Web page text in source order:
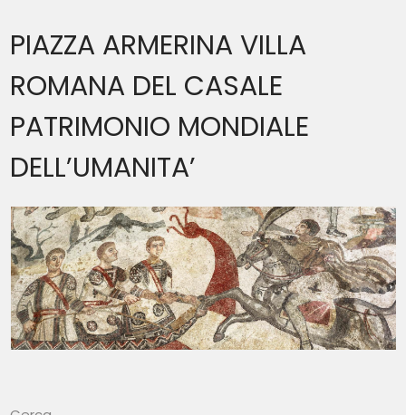
PIAZZA ARMERINA VILLA
ROMANA DEL CASALE
PATRIMONIO MONDIALE
DELL’UMANITA’